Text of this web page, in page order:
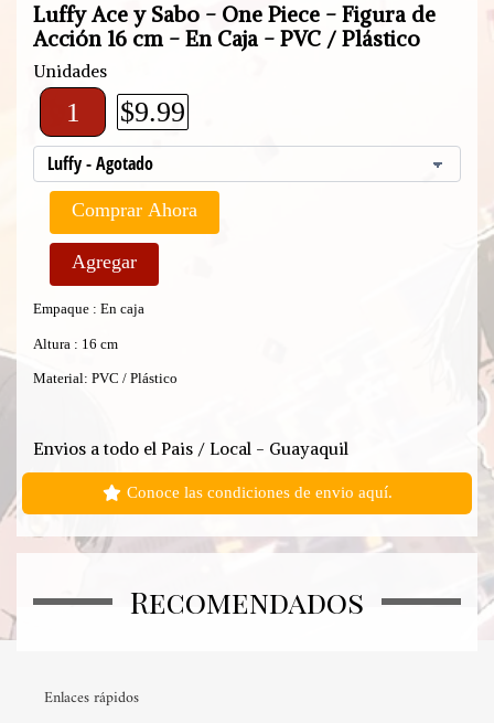
Luffy Ace y Sabo - One Piece - Figura de
Acción 16 cm - En Caja - PVC / Plástico
Unidades
$9.99
Comprar Ahora
Agregar
Empaque : En caja
Altura : 16 cm
Material: PVC / Plástico
Envios a todo el Pais / Local - Guayaquil
Conoce las condiciones de envio aquí.
Recomendados
Enlaces rápidos